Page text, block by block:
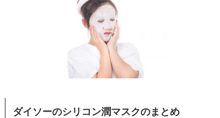
ダイソーのシリコン潤マスクのまとめ